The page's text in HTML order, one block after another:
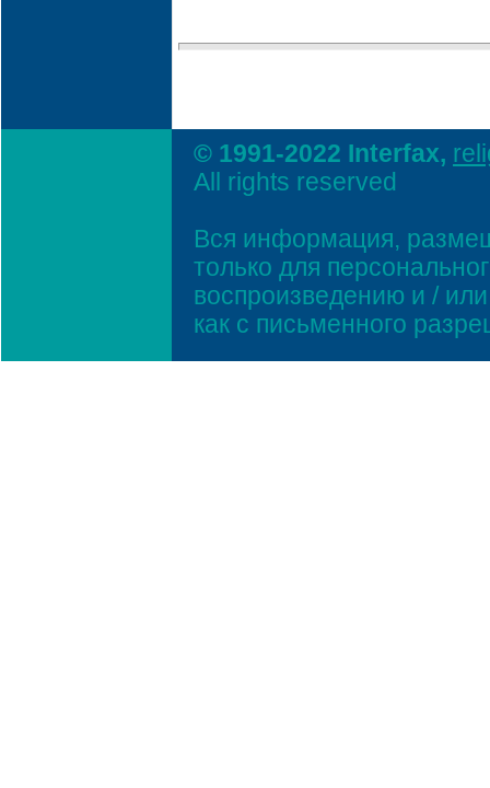
© 1991-2022 Interfax,
All rights reserved
Вся информация,
только для
воспроизведению и /
как с письменного